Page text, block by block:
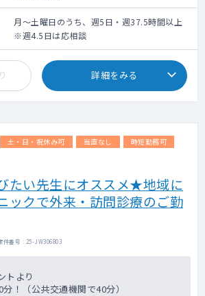
・一部、透析疾患の一般病床あるいは療養病
床もご担当をお願いします。
・基本、主治医として管理をお願いします
が、透析医と共に担当いただきますので
シャントトラブルなど、透析について相談い
ただける環境で、穿刺は看護師さんが対応し
ます。
・グループ内の急性期病院から転院されてく
月～土曜日のうち、週5日・週37.5時間以上
※週4.5日は応相談
詳細をみる
土・日・祝休み可 当直なし
時短勤務可
たい先生にオススメ★地域に
ックで外来・訪問診療のご勤
番号 : 25-JW306803
トより
！（公共交通機関で40分）